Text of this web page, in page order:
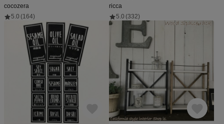
cocozera
5.0 (164)
ricca
5.0 (332)